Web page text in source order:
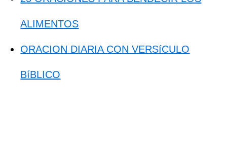
ALIMENTOS
ORACION DIARIA CON VERSíCULO
BíBLICO